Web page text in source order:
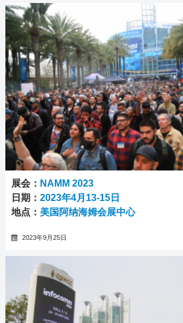
展会： NAMM 2023
日期：2023年4月13-15日
地点： 美国阿纳海姆会展中心
2023年9月25日